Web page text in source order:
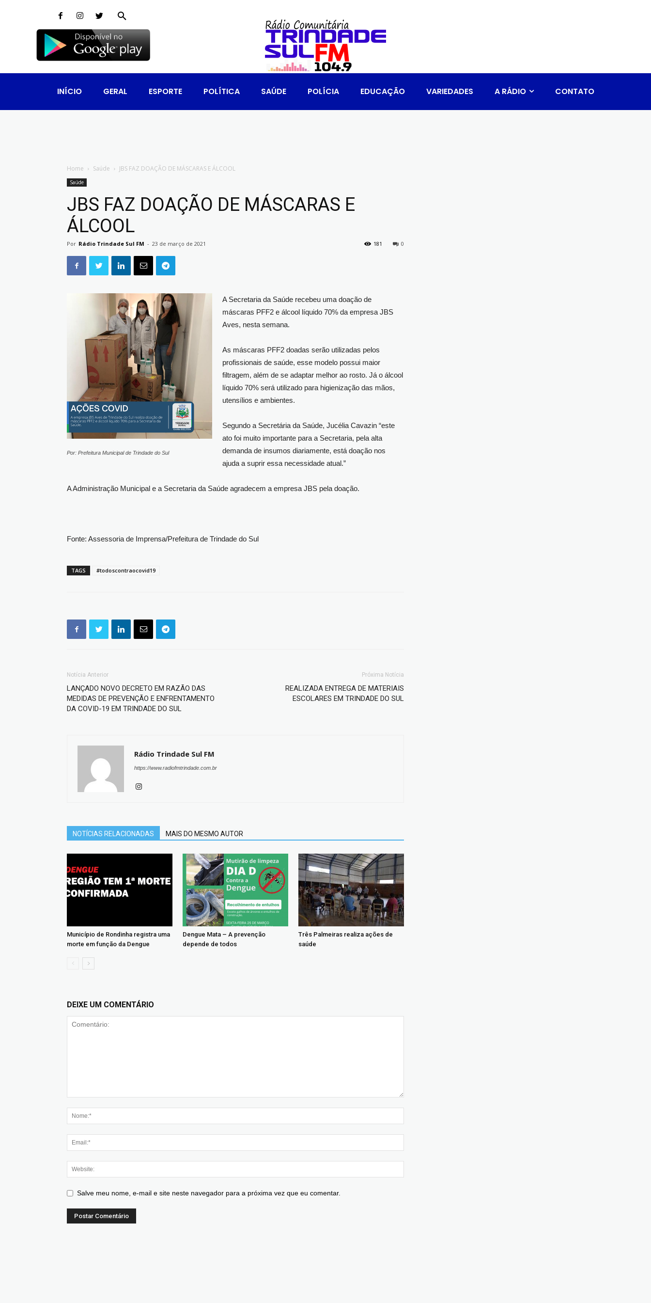
INÍCIO GERAL ESPORTE POLÍTICA SAÚDE POLÍCIA EDUCAÇÃO VARIEDADES A RÁDIO CONTATO
Home Saúde JBS FAZ DOAÇÃO DE MÁSCARAS E ÁLCOOL
Saúde
JBS FAZ DOAÇÃO DE MÁSCARAS E
ÁLCOOL
Por Rádio Trindade Sul FM - 23 de março de 2021 0
181
Por: Prefeitura Municipal de Trindade do Sul
A Secretaria da Saúde recebeu uma doação de
máscaras PFF2 e álcool líquido 70% da empresa JBS
Aves, nesta semana.
As máscaras PFF2 doadas serão utilizadas pelos
profissionais de saúde, esse modelo possui maior
filtragem, além de se adaptar melhor ao rosto. Já o álcool
líquido 70% será utilizado para higienização das mãos,
utensílios e ambientes.
Segundo a Secretária da Saúde, Jucélia Cavazin “este
ato foi muito importante para a Secretaria, pela alta
demanda de insumos diariamente, está doação nos
ajuda a suprir essa necessidade atual.”
A Administração Municipal e a Secretaria da Saúde agradecem a empresa JBS pela doação.
Fonte: Assessoria de Imprensa/Prefeitura de Trindade do Sul
TAGS #todoscontraocovid19
Notícia Anterior
LANÇADO NOVO DECRETO EM RAZÃO DAS
MEDIDAS DE PREVENÇÃO E ENFRENTAMENTO
DA COVID-19 EM TRINDADE DO SUL
Próxima Notícia
REALIZADA ENTREGA DE MATERIAIS
ESCOLARES EM TRINDADE DO SUL
Rádio Trindade Sul FM
https://www.radiofmtrindade.com.br
NOTÍCIAS RELACIONADAS MAIS DO MESMO AUTOR
Município de Rondinha registra uma
morte em função da Dengue
Dengue Mata – A prevenção
depende de todos
Três Palmeiras realiza ações de
saúde
DEIXE UM COMENTÁRIO
Salve meu nome, e-mail e site neste navegador para a próxima vez que eu comentar.